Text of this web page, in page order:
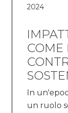
2024
COME
In
un ruolo